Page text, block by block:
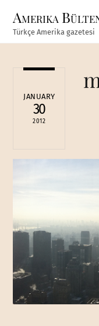
content
Amerika
Türkçe Amerika gazetesi
JANUARY
30
2012